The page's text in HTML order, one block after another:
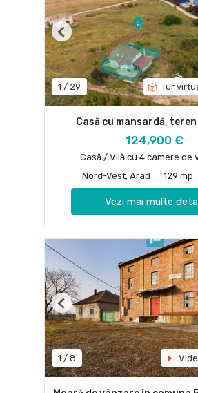
1 / 29 Tur
Previous
Casă cu mansardă, teren
124,900 €
Casă / Vilă cu 4 camere de
Nord-Vest, Arad
129 mp
Vezi mai multe
1 / 8
Previous